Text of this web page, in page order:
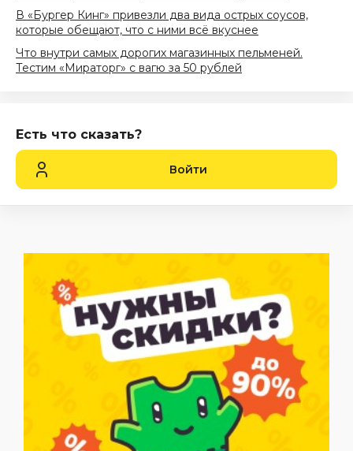
В «Бургер Кинг» привезли два вида острых соусов,
которые обещают, что с ними всё вкуснее
Что внутри самых дорогих магазинных пельменей.
Тестим «Мираторг» с вагю за 50 рублей
Есть что сказать?
Войти